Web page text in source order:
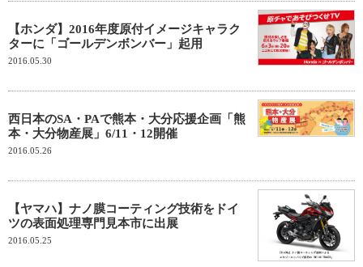
【ホンダ】2016年度原付イメージキャラク
ターに「ゴールデンボンバー」起用
2016.05.30
西日本のSA・PAで熊本・大分応援企画「熊
本・大分物産展」6/11・12開催
2016.05.26
【ヤマハ】ナノ膜コーティング技術をドイ
ツの表面処理専門見本市に出展
2016.05.25